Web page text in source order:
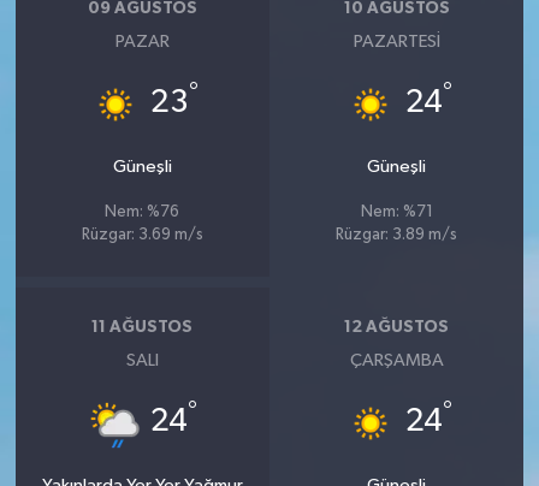
09 AĞUSTOS
PAZAR
23°
Güneşli
Nem: %76
Rüzgar: 3.69 m/s
10 AĞUSTOS
PAZARTESI
24°
Güneşli
Nem: %71
Rüzgar: 3.89 m/s
11 AĞUSTOS
SALI
24°
12 AĞUSTOS
ÇARŞAMBA
24°